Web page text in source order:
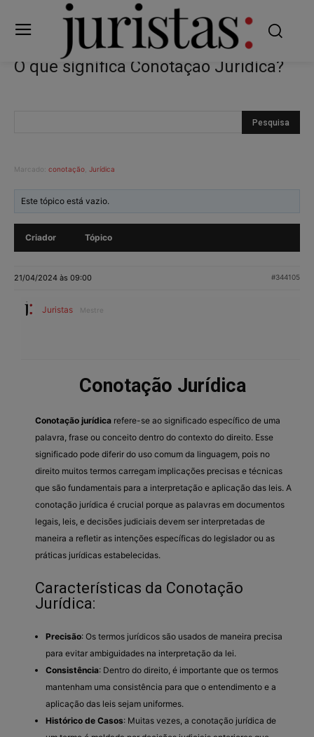
O que significa Conotação Jurídica?
Marcado: conotação Jurídica
Este tópico está vazio.
Criador Tópico
21/04/2024 às 09:00 #344105
Juristas Mestre
Conotação Jurídica
Conotação jurídica refere-se ao significado específico de uma
palavra, frase ou conceito dentro do contexto do direito. Esse
significado pode diferir do uso comum da linguagem, pois no
direito muitos termos carregam implicações precisas e técnicas
que são fundamentais para a interpretação e aplicação das leis. A
conotação jurídica é crucial porque as palavras em documentos
legais, leis, e decisões judiciais devem ser interpretadas de
maneira a refletir as intenções específicas do legislador ou as
práticas jurídicas estabelecidas.
Características da Conotação
Jurídica:
Precisão: Os termos jurídicos são usados de maneira precisa
para evitar ambiguidades na interpretação da lei.
Consistência: Dentro do direito, é importante que os termos
mantenham uma consistência para que o entendimento e a
aplicação das leis sejam uniformes.
Histórico de Casos: Muitas vezes, a conotação jurídica de